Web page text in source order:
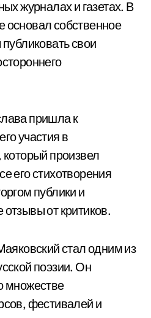
журналах и газетах. В
собственное
свои
пришла к
участия в
который произвел
его стихотворения
публики и
от критиков.
стал одним из
поэзии. Он
множестве
фестивалей и